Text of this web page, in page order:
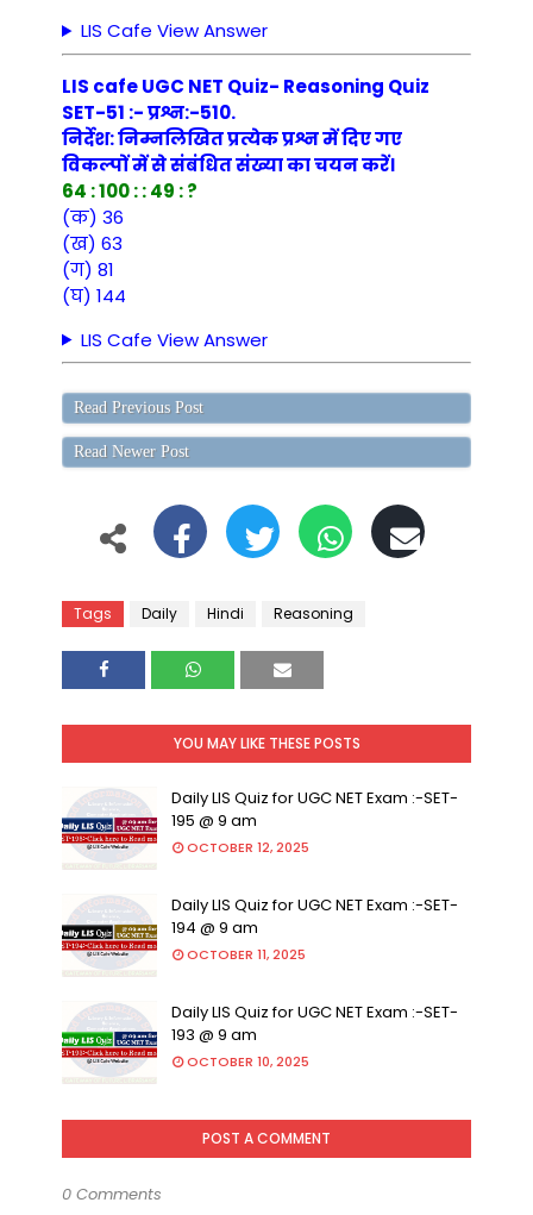
LIS Cafe View Answer
LIS cafe UGC NET Quiz- Reasoning Quiz
SET-51 :- प्रश्न:-510.
निर्देश: निम्नलिखित प्रत्येक प्रश्न में दिए गए
विकल्पों में से संबंधित संख्या का चयन करें।
64 : 100 : : 49 : ?
(क) 36
(ख) 63
(ग) 81
(घ) 144
LIS Cafe View Answer
Read Previous Post
Read Newer Post
Tags Daily Hindi Reasoning
YOU MAY LIKE THESE POSTS
Daily LIS Quiz for UGC NET Exam :-SET-
195 @ 9 am
OCTOBER 12, 2025
Daily LIS Quiz for UGC NET Exam :-SET-
194 @ 9 am
OCTOBER 11, 2025
Daily LIS Quiz for UGC NET Exam :-SET-
193 @ 9 am
OCTOBER 10, 2025
POST A COMMENT
0 Comments